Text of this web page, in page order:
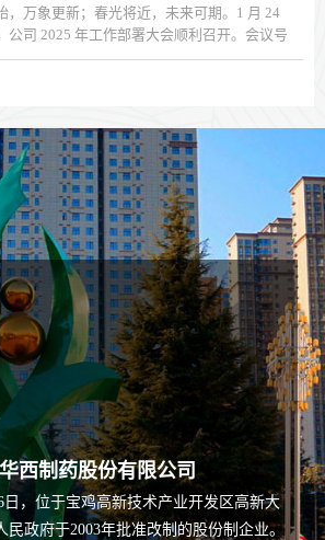
，万象更新；春光将近，未来可期。1 月 24
公司 2025 年工作部署大会顺利召开。会议号
工聚力同心、奋楫笃行、敢想敢干、严谨负
西制药股份有限公司
日，位于宝鸡高新技术产业开发区高新大
民政府于2003年批准改制的股份制企业。